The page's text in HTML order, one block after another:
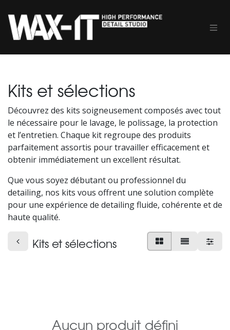
Kits et sélections
Découvrez des kits soigneusement composés avec tout
le nécessaire pour le lavage, le polissage, la protection
et l’entretien. Chaque kit regroupe des produits
parfaitement assortis pour travailler efficacement et
obtenir immédiatement un excellent résultat.
Que vous soyez débutant ou professionnel du
detailing, nos kits vous offrent une solution complète
pour une expérience de detailing fluide, cohérente et de
haute qualité.
Kits et sélections
Aucun produit défini